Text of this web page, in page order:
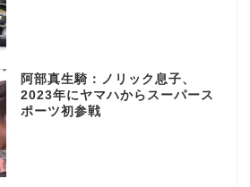
阿部真生騎：ノリック息子、
2023年にヤマハからスーパース
ポーツ初参戦